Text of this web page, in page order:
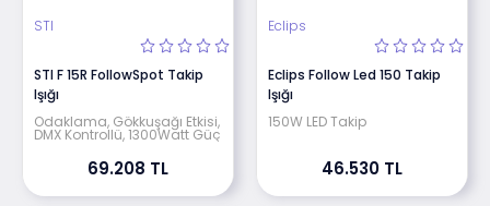
STI
STI F 15R FollowSpot Takip
Işığı
Odaklama, Gökkuşağı Etkisi,
DMX Kontrollü, 1300Watt Güç
69.208 TL
Eclips
Eclips Follow Led 150 Takip
Işığı
150W LED Takip
46.530 TL